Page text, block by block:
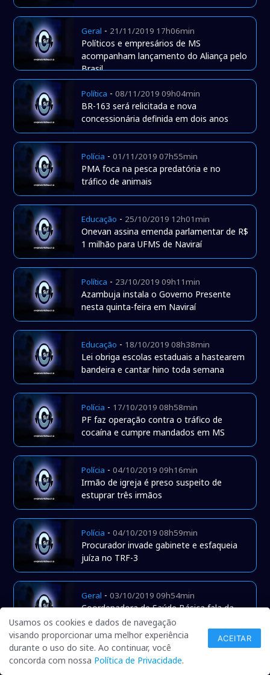
Geral - 21/11/2019 17h06min
Políticos e empresários de MS
acompanham lançamento do Aliança pelo
Brasil
Política -08/11/2019 09h04min
BR-163 será relicitada e nova
concessionária definida em dois anos
Polícia -01/11/2019 07h55min
PMA foca na pesca predatória e no
tráfico de animais
Educação - 25/10/2019 12h01min
Onevan assina emenda parlamentar de R$
1 milhão para UFMS de Naviraí
Política - 23/10/2019 09h11min
Azambuja instala o Governo Presente
nesta quinta-feira em Naviraí
Educação - 18/10/2019 08h38min
Lei obriga escolas estaduais a hastearem
bandeira e cantar hino toda semana
Polícia - 17/10/2019 08h58min
PF faz operação contra o tráfico de
cocaína e cumpre mandados em MS
Polícia -04/10/2019 09h16min
Irmão de igreja é preso suspeito de
estuprar três irmãos
Polícia -04/10/2019 08h59min
Procurador invade gabinete e esfaqueia
juíza no TRF-3
Geral -03/10/2019 09h54min
Coordenadora de Saúde Básica fala da
Campanha Outubro Rosa
Geral-26/09/2019 23h21min
Usamos os cookies e dados de navegação
visando proporcionar uma melhor experiência
durante o uso do site. Ao continuar, você
concorda com nossa Política de Privacidade.
ACEITAR